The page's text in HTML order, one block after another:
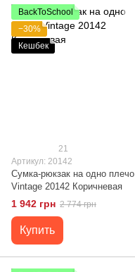
BackToSchool
−30%
Кешбек
21
Артикул: 20142
Сумка-рюкзак на одно плечо
Vintage 20142 Коричневая
1 942 грн 2 774 грн
Купить